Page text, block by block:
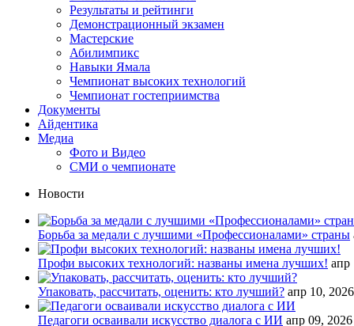
Результаты и рейтинги
Демонстрационный экзамен
Мастерские
Абилимпикс
Навыки Ямала
Чемпионат высоких технологий
Чемпионат гостеприимства
Документы
Айдентика
Медиа
Фото и Видео
СМИ о чемпионате
Новости
Борьба за медали с лучшими «Профессионалами» страны
Профи высоких технологий: названы имена лучших! апр
Упаковать, рассчитать, оценить: кто лучший? апр 10, 2026
Педагоги осваивали искусство диалога с ИИ апр 09, 2026